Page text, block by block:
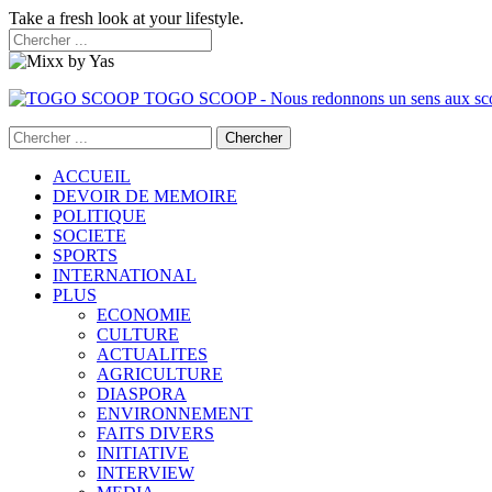
Take a fresh look at your lifestyle.
TOGO SCOOP - Nous redonnons un sens aux
ACCUEIL
DEVOIR DE MEMOIRE
POLITIQUE
SOCIETE
SPORTS
INTERNATIONAL
PLUS
ECONOMIE
CULTURE
ACTUALITES
AGRICULTURE
DIASPORA
ENVIRONNEMENT
FAITS DIVERS
INITIATIVE
INTERVIEW